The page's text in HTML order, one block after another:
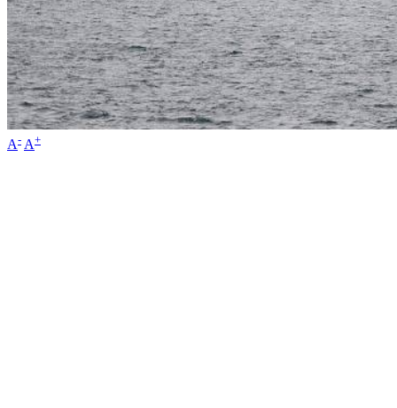
A- A+